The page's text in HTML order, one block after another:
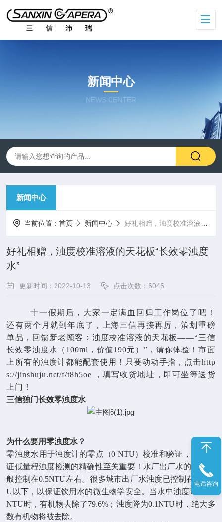
新闻中心
NEWS CENTER
新闻中心
当前位置：首页 新闻中心 好礼相赠，浊度校准溶液的天花板“长效零浊度水”
好礼相赠，浊度校准溶液的天花板“长效零浊度
水”
更新时间：2022-10-13 点击次数：6046
十一假期后，大家一定满血回归工作岗位了吧！
还有两个月就到年底了，上海三信再接再厉，策划重磅
单品，回馈新老顾客：浊度校准溶液的天花板——“三信
长效零浊度水（100ml，价值190元）”，请你体验！市面
上所有的浊度计都能配套使用！只要动动手指，点击http
s://jinshuju.net/f/t8h5oe
，填写收货地址，即可坐等送货
上门！
三信独门长效零浊度水
为什么要用零浊度水？
零浊度水用于浊度计的零点（0 NTU）校准和验证，对于保
证低量程浊度检测的精确性至关重要！水厂出厂水的浊度一
般控制在0.5NTU左右。很多城市出厂水浊度已控制在 0.1NT
U 以下，以保证饮用水的微生物学安全。当水中浊度降至
NTU时，有机物去除了79.6% ；浊度降为0.1NTU时，绝大多
数有机物将被去除。
电话咨询